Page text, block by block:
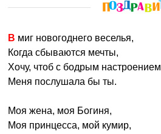
В миг новогоднего веселья,
Когда сбываются мечты,
Хочу, чтоб с бодрым настроением
Меня послушала бы ты.
Моя жена, моя Богиня,
Моя принцесса, мой кумир,